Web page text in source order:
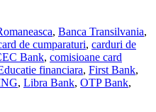
, Banca Transilvania,
de cumparaturi, carduri de
Bank, comisioane card
financiara, First Bank,
, Libra Bank, OTP Bank,